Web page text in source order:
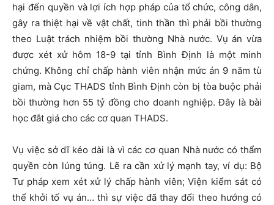
hại đến quyền và lợi ích hợp pháp của tổ chức, công dân,
gây ra thiệt hại về vật chất, tinh thần thì phải bồi thường
theo Luật trách nhiệm bồi thường Nhà nước. Vụ án vừa
được xét xử hôm 18-9 tại tỉnh Bình Định là một minh
chứng. Không chỉ chấp hành viên nhận mức án 9 năm tù
giam, mà Cục THADS tỉnh Bình Định còn bị tòa buộc phải
bồi thường hơn 55 tỷ đồng cho doanh nghiệp. Đây là bài
học đắt giá cho các cơ quan THADS.
Vụ việc sở dĩ kéo dài là vì các cơ quan Nhà nước có thẩm
quyền còn lúng túng. Lẽ ra cần xử lý mạnh tay, ví dụ: Bộ
Tư pháp xem xét xử lý chấp hành viên; Viện kiểm sát có
thể khởi tố vụ án… thì sự việc đã thay đổi theo hướng có